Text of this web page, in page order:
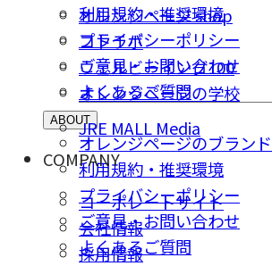
オレンジページ shop
コトラボ
ウェルビーイング100
オレンジページの学校
JRE MALL Media
利用規約・推奨環境
プライバシーポリシー
ご意⾒・お問い合わせ
よくあるご質問
ABOUT
オレンジページのブラン
利用規約・推奨環境
プライバシーポリシー
ご意⾒・お問い合わせ
よくあるご質問
COMPANY
コーポレートサイト
会社情報
採⽤情報